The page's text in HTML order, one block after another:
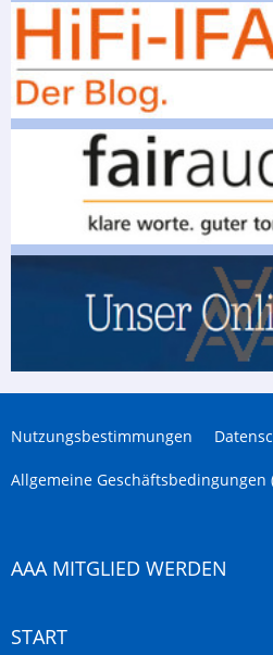
Nutzungsbestimmungen
Allgemeine Geschäftsbedingungen
AAA MITGLIED WERDEN
START